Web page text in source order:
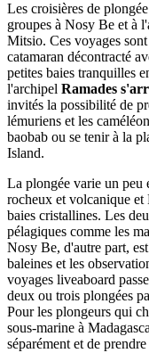
Les croisières de
groupes à Nosy Be et à
Mitsio. Ces voyages
catamaran décontracté
petites baies tranquilles
l'archipel Ramades
invités la possibilité de
lémuriens et les
baobab ou se tenir à la
Island.
La plongée varie un peu
rocheux et volcanique et
baies cristallines. Les
pélagiques comme les
Nosy Be, d'autre part,
baleines et les
voyages liveaboard
deux ou trois plongées
Pour les plongeurs qui
sous-marine à
séparément et de